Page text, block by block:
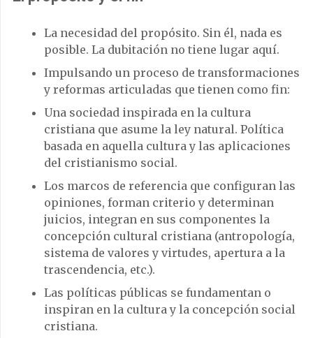
La necesidad del propósito. Sin él, nada es
posible. La dubitación no tiene lugar aquí.
Impulsando un proceso de transformaciones
y reformas articuladas que tienen como fin:
Una sociedad inspirada en la cultura
cristiana que asume la ley natural. Política
basada en aquella cultura y las aplicaciones
del cristianismo social.
Los marcos de referencia que configuran las
opiniones, forman criterio y determinan
juicios, integran en sus componentes la
concepción cultural cristiana (antropología,
sistema de valores y virtudes, apertura a la
trascendencia, etc.).
Las políticas públicas se fundamentan o
inspiran en la cultura y la concepción social
cristiana.